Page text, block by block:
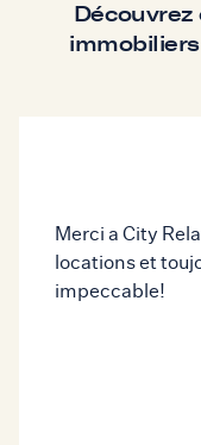
Merci a City
locations et
impeccable!